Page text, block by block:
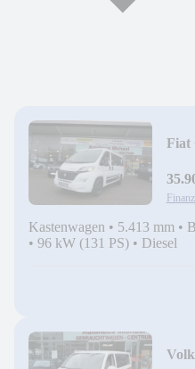
Fiat
Kastenwagen • 5.413 mm •
• 96 kW (131 PS) • Diesel